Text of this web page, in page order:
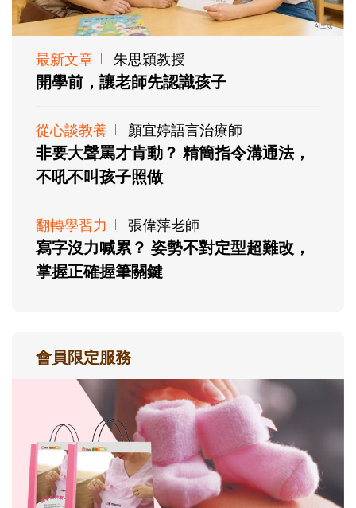
最新文章 朱思穎教授
開學前，讓老師先認識孩子
從心談教養 顏宜婷語言治療師
非要大聲罵才肯動？ 精簡指令溝通法，
不吼不叫孩子照做
翻轉學習力 張偉萍老師
寫字沒力喊累？ 姿勢不對定型超難改，
掌握正確握筆關鍵
會員限定服務